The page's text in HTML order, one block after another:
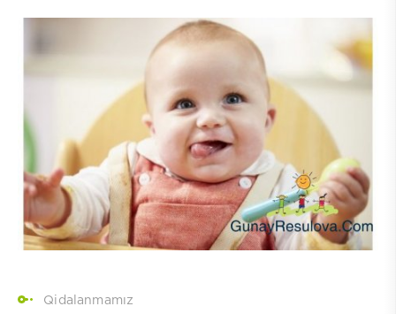
Qidalanmamız